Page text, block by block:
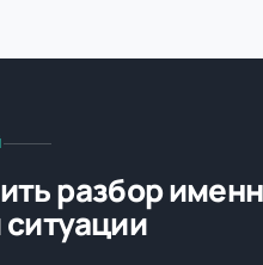
разбор